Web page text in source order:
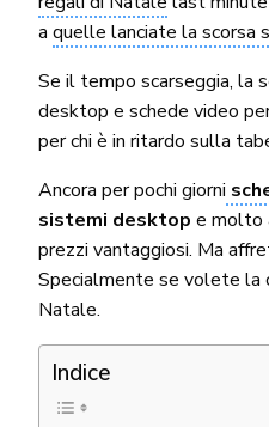
a quelle lanciate la scorsa
Se il tempo scarseggia, la
desktop e schede video
per chi è in ritardo sulla
Ancora per pochi giorni
sistemi desktop e molto
prezzi vantaggiosi. Ma
Specialmente se volete la
Natale.
Indice